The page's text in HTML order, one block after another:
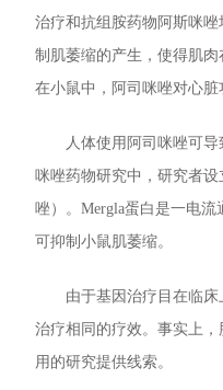
治疗和抗组胺药物阿斯咪
制肌萎缩的产生，使得肌肉
在小鼠中，阿司咪唑对心脏
人体使用阿司咪唑可
咪唑药物研究中，研究者
唑）。Mergla蛋白是一电
可抑制小鼠肌萎缩。
由于基因治疗目在临
治疗相同的疗效。事实上
用的研究提供线索。